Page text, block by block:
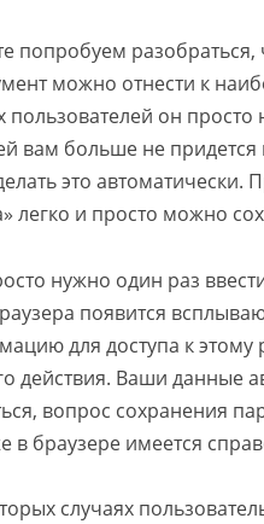
попробуем
можно отнести к
пользователей он
вам больше не
это
легко и просто можно
нужно один раз
появится
для доступа к этому
действия. Ваши данные
вопрос сохранения
в браузере имеется
случаях